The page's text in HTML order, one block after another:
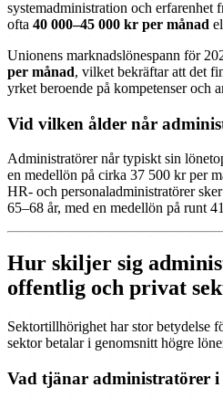
systemadministration och erfarenhet
ofta 40 000–45 000 kr per månad
Unionens marknadslönespann för
per månad, vilket bekräftar att det
yrket beroende på kompetenser och
Vid vilken ålder når
Administratörer når typiskt sin
en medellön på cirka 37 500 kr per
HR- och personaladministratörer
65–68 år, med en medellön på runt
Hur skiljer sig
offentlig och privat
Sektortillhörighet har stor betydelse
sektor betalar i genomsnitt högre
Vad tjänar administratörer